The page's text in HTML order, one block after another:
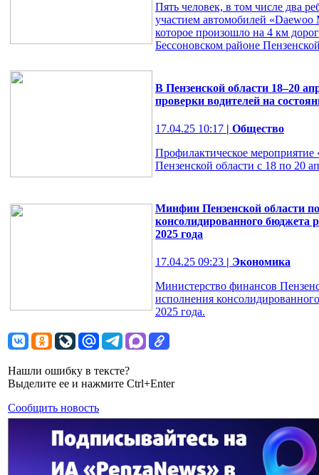
Пять человек, в том числе два
участием автомобилей
которое произошло на 4 км
Бессоновском районе
В Пензенской области 18–20
проверки водителей на
17.04.25 10:17 | Общество
Профилактическое мероприятие
Пензенской области с 18 по 20
Минфин Пензенской области
консолидированного бюджета
2025 года
17.04.25 09:23 | Экономика
Министерство финансов
исполнения
2025 года.
Нашли ошибку в тексте?
Выделите ее и нажмите Ctrl+Enter
Сообщить новость